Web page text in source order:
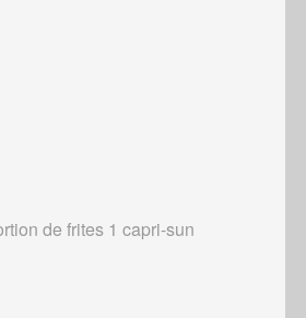
de frites 1 capri-sun